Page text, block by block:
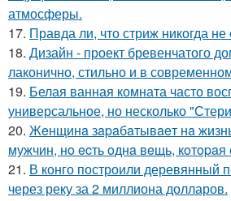
атмосферы.
17. Правда ли, что стриж никогда
18. Дизайн - проект бревенчатого
лаконично, стильно и в
19. Белая ванная комната часто
универсальное, но несколько
20. Жeнщинa зapaбaтывaeт нa
мужчин, нo ecть oднa вeщь, кoтopaя
21. В конго построили деревянный
через реку за 2 миллиона долларов.